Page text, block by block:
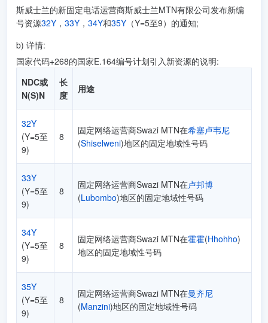
斯威士兰的新固定电话运营商斯威士兰MTN有限公司发布新编
号资源32Y ， 33Y ， 34Y和35Y （Y=5至9）的通知;
b) 详情:
国家代码+268的国家E.164编号计划引入新资源的说明:
NDC或
N(S)N
长
度
用途
32Y
(Y=5至
9)
8
固定网络运营商Swazi MTN在希塞卢韦尼
(Shiselweni)地区的固定地域性号码
33Y
(Y=5至
9)
8
固定网络运营商Swazi MTN在卢邦博
(Lubombo)地区的固定地域性号码
34Y
(Y=5至
9)
8
固定网络运营商Swazi MTN在霍霍(Hhohho)
地区的固定地域性号码
35Y
(Y=5至
9)
8
固定网络运营商Swazi MTN在曼齐尼
(Manzini)地区的固定地域性号码